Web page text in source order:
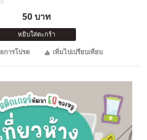
50 บาท
หยิบใส่ตะกร้า
การโปรด
เพิ่มไปเปรียบเทียบ